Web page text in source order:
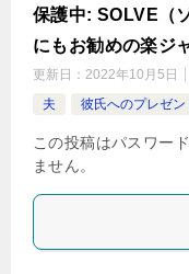
保護中: SOLVE（
にもお勧めの楽ジ
更新日： 2022年10月5日
夫
彼氏へのプレゼン
この投稿はパスワー
ません。